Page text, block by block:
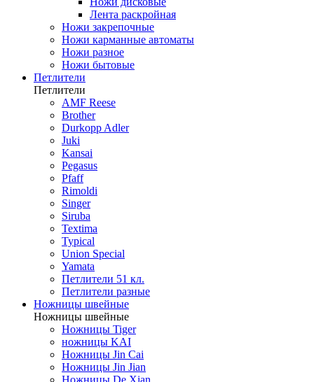
Лента раскройная
Ножи закрепочные
Ножи карманные автоматы
Ножи разное
Ножи бытовые
Петлители
Петлители
AMF Reese
Brother
Durkopp Adler
Juki
Kansai
Pegasus
Pfaff
Rimoldi
Singer
Siruba
Textima
Typical
Union Special
Yamata
Петлители 51 кл.
Петлители разные
Ножницы швейные
Ножницы швейные
Ножницы Tiger
ножницы KAI
Ножницы Jin Cai
Ножницы Jin Jian
Ножницы De Xian